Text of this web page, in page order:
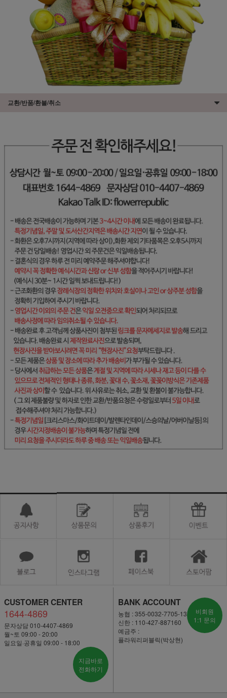
교환/반품/환불/취소
CUSTOMER CENTER
1644-4869
문자상담 010-4407-4869
월~토 09:00 - 20:00
일요일·공휴일 09:00 - 18:00
지금바로
전화하기
BANK ACCOUNT
농협 : 355-0032-7705-13
신한 : 110-427-887160
예금주 :
플라워리퍼블릭(박상현)
비회원
1:1 문의